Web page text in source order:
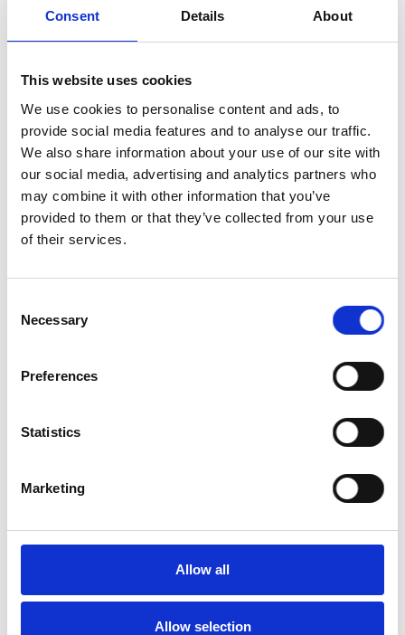
Consent Details About
This website uses cookies
We use cookies to personalise content and ads, to
provide social media features and to analyse our traffic.
We also share information about your use of our site with
our social media, advertising and analytics partners who
may combine it with other information that you’ve
provided to them or that they’ve collected from your use
of their services.
Selection
Necessary
Preferences
Statistics
Marketing
Allow all
Allow selection
Ecco alcuni esempi.
Risotto gamberi e zucchine:
Porzione di riso –Carboidrati
Porzione di gamberi –Proteine
Porzione di zucchine –Fibre
Un cucchiaio d’olio – Lipidi
Frittata porro, spinaci e patate:
Porzione di patate –Carboidrati
Porzione di uova –
Pollo al curry con pane e broccoli:
Porzione di pane –
Un cucchiaio d’olio –
Ora provate voi, riuscite a scomporre tutti i piatti sani
che vi propongo?
Vellutata di zucca, bietole e ceci con crostini –
l’importante è che contenga sempre una fonte di
fibre, una di proteine e una di carboidrati
Pasta con zucchine, pomodorini e speck